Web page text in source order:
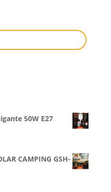
50W E27
CAMPING GSH-